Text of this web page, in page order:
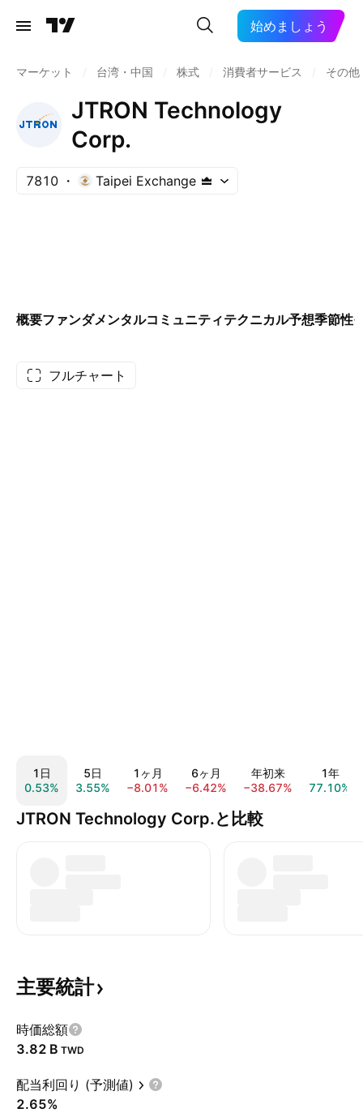
始めましょう
マーケット 台湾・中国 株式 消費者サービス その
JTRON Technology
Corp.
7810 Taipei Exchange
概要ファンダメンタルコミュニティテクニカル予想季節性
フルチャート
1日
0.53%
5日
3.55%
1ヶ月
−8.01%
6ヶ月
−6.42%
年初来
−38.67%
1年
77.10%
JTRON Technology Corp.と比較
主要統計
時価総額
‪3.82 B‬ TWD
配当利回り (予測値)
2.65%